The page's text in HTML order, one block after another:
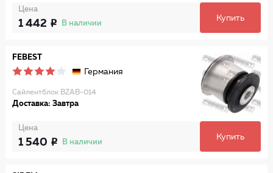
Цена
1 442 В наличии
Купить
FEBEST
Германия
Сайлентблок BZAB-014
Доставка: Завтра
Цена
1 540 В наличии
Купить